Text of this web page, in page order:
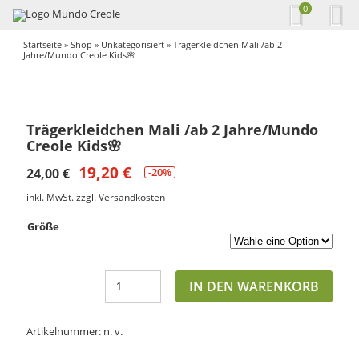
0
Startseite »Shop » Unkategorisiert » Trägerkleidchen Mali /ab 2
Jahre/Mundo Creole Kids🌸
Trägerkleidchen Mali /ab 2 Jahre/Mundo
Creole Kids🌸
24,00€ 19,20€ -20%
inkl. MwSt. zzgl.Versandkosten
Größe
IN DEN WARENKORB
Artikelnummer: n. v.